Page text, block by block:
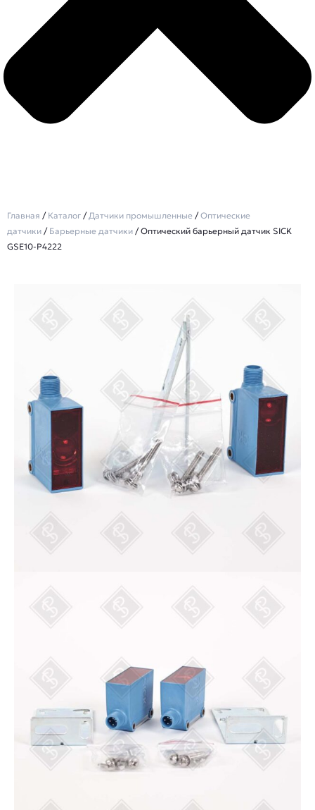
Главная / Каталог /Датчики промышленные /Оптические
датчики / Барьерные датчики / Оптический барьерный датчик SICK
GSE10-P4222